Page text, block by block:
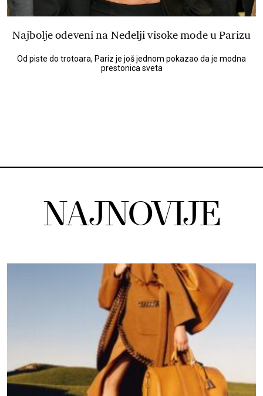
Najbolje odeveni na Nedelji visoke mode u Parizu
Od piste do trotoara, Pariz je još jednom pokazao da je modna
prestonica sveta
NAJNOVIJE